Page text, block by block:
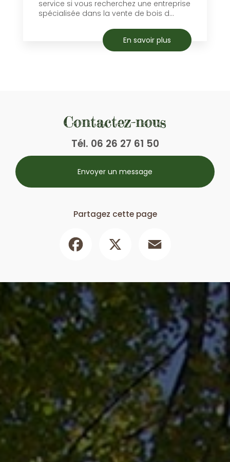
service si vous recherchez une entreprise
spécialisée dans la vente de bois d...
En savoir plus
Contactez-nous
Tél. 06 26 27 61 50
Envoyer un message
Partagez cette page